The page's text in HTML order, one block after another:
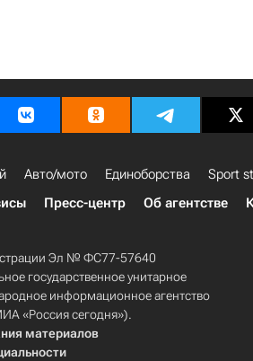
Авто/мото Единоборства Sport
Пресс-центр Об агентстве
Эл № ФС77-57640
государственное унитарное
информационное агентство
«Россия сегодня»).
материалов